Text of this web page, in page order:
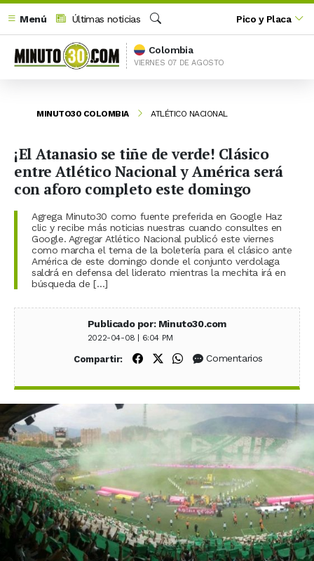
Menú
Últimas noticias
Buscar
Pico y Placa
Colombia
VIERNES 07 DE AGOSTO
MINUTO30 COLOMBIA ATLÉTICO NACIONAL
¡El Atanasio se tiñe de verde! Clásico
entre Atlético Nacional y América será
con aforo completo este domingo
Agrega Minuto30 como fuente preferida en Google Haz
clic y recibe más noticias nuestras cuando consultes en
Google. Agregar Atlético Nacional publicó este viernes
como marcha el tema de la boletería para el clásico ante
América de este domingo donde el conjunto verdolaga
saldrá en defensa del liderato mientras la mechita irá en
búsqueda de […]
Publicado por: Minuto30.com
2022-04-08 | 6:04 PM
Compartir: Compartir en Facebook
Compartir en X (Twitter)
Compartir en WhatsApp
Comentarios